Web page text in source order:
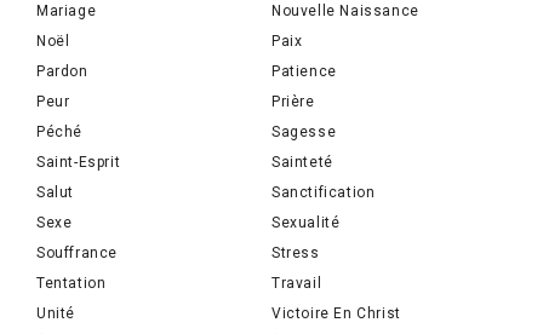
Mariage
Nouvelle Naissance
Noël
Paix
Pardon
Patience
Peur
Prière
Péché
Sagesse
Saint-Esprit
Sainteté
Salut
Sanctification
Sexe
Sexualité
Souffrance
Stress
Tentation
Travail
Unité
Victoire En Christ